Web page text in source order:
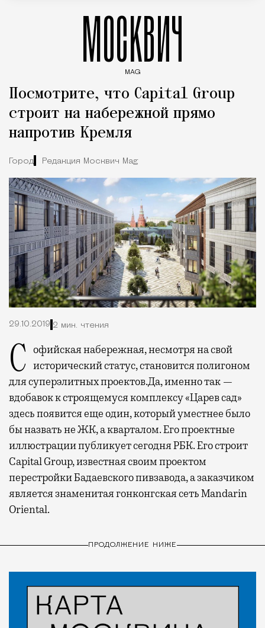
МОСКВИЧ
MAG
Посмотрите, что Capital Group
строит на набережной прямо
напротив Кремля
Город Редакция Москвич Mag
29.10.2019 2 мин. чтения
Софийская набережная, несмотря на свой исторический статус, становится полигоном
для суперэлитных проектов.Да, именно так —
вдобавок к строящемуся комплексу «Царев сад»
здесь появится еще один, который уместнее было
бы назвать не ЖК, а кварталом. Его проектные
иллюстрации публикует сегодня РБК. Его строит
Capital Group, известная своим проектом
перестройки Бадаевского пивзавода, а заказчиком
является знаменитая гонконгская сеть Mandarin
Oriental.
ПРОДОЛЖЕНИЕ НИЖЕ